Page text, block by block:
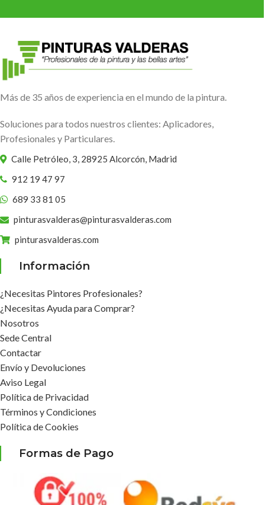
Más de 35 años de experiencia en el mundo de la pintura.
Soluciones para todos nuestros clientes: Aplicadores,
Profesionales y Particulares.
Calle Petróleo, 3, 28925 Alcorcón, Madrid
912 19 47 97
689 33 81 05
pinturasvalderas@pinturasvalderas.com
pinturasvalderas.com
Información
¿Necesitas Pintores Profesionales?
¿Necesitas Ayuda para Comprar?
Nosotros
Sede Central
Contactar
Envío y Devoluciones
Aviso Legal
Política de Privacidad
Términos y Condiciones
Política de Cookies
Formas de Pago